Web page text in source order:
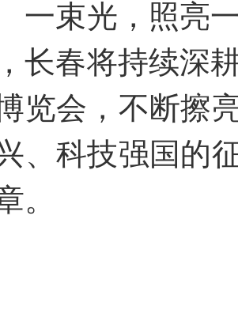
一束光，照亮
长春将持续深
览会，不断擦
、科技强国的
。